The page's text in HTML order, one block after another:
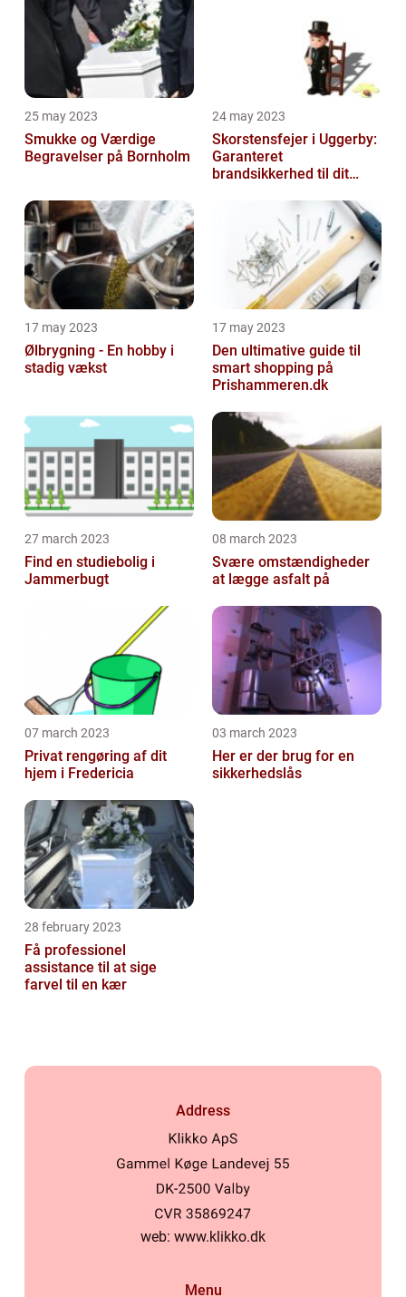
25 may 2023
Smukke og Værdige
Begravelser på Bornholm
24 may 2023
Skorstensfejer i Uggerby:
Garanteret
brandsikkerhed til dit
17 may 2023
Ølbrygning - En hobby i
stadig vækst
17 may 2023
Den ultimative guide til
smart shopping på
Prishammeren.dk
27 march 2023
Find en studiebolig i
Jammerbugt
08 march 2023
Svære omstændigheder
at lægge asfalt på
07 march 2023
Privat rengøring af dit
hjem i Fredericia
03 march 2023
Her er der brug for en
sikkerhedslås
28 february 2023
Få professionel
assistance til at sige
farvel til en kær
Address
web: www.klikko.dk
Menu